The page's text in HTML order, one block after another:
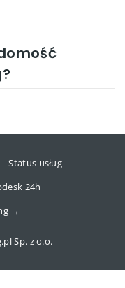
Status usług
24h
→
Sp. z o.o.